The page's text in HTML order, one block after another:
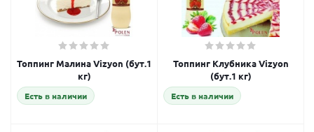
Топпинг Малина Vizyon (бут.1
кг)
Есть в наличии
Топпинг Клубника Vizyon
(бут.1 кг)
Есть в наличии